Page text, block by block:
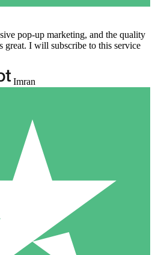
pop-up marketing, and the quality
great. I will subscribe to this service
Imran